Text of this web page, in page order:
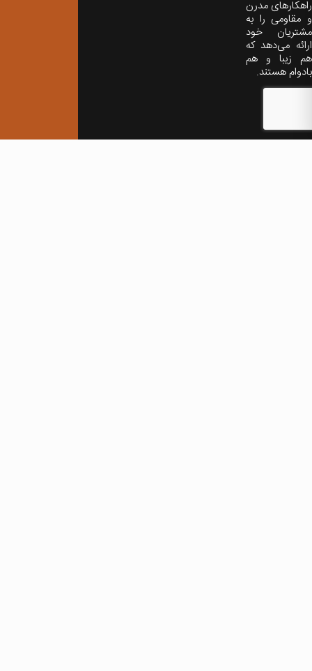
راهکارهای مدرن
و مقاومی را به
مشتریان خود
ارائه می‌دهد که
هم زیبا و هم
بادوام هستند.